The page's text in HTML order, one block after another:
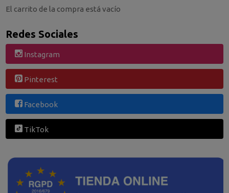
El carrito de la compra está vacío
Redes Sociales
Instagram
Pinterest
Facebook
TikTok